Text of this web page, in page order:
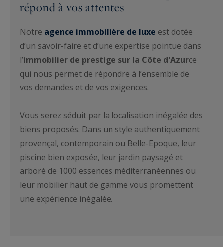
répond à vos attentes
Notre agence immobilière de luxe est dotée
d’un savoir-faire et d’une expertise pointue dans
l’immobilier de prestige sur la Côte d'Azurce
qui nous permet de répondre à l’ensemble de
vos demandes et de vos exigences.
Vous serez séduit par la localisation inégalée des
biens proposés. Dans un style authentiquement
provençal, contemporain ou Belle-Epoque, leur
piscine bien exposée, leur jardin paysagé et
arboré de 1000 essences méditerranéennes ou
leur mobilier haut de gamme vous promettent
une expérience inégalée.